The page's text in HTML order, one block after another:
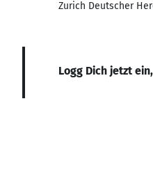
Zurich Deutscher
Logg Dich jetzt